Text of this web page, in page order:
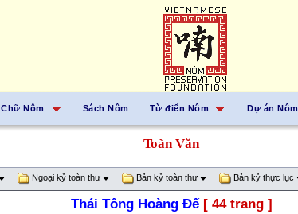
Chữ Nôm Sách Nôm Từ điển Nôm Dự án Nôm
Toàn Văn
Ngoại kỷ toàn thư Bản kỷ toàn thư Bản kỷ thực lục
Thái Tông Hoàng Đế [ 44 trang ]